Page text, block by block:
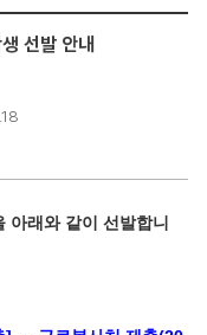
선발 안내
아래와 같이 선발합니